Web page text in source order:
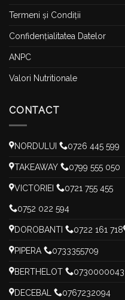
Termeni și Condiții
Confidențialitatea Datelor
ANPC
Valori Nutritionale
CONTACT
NORDULUI 0726 445 599
TAKEAWAY 0799 555 050
VICTORIEI 0721 755 455
0752 022 594
DOROBANTI 0722 161 718
PIPERA 0733355709
BERTHELOT 0730000043
DECEBAL 0767232094